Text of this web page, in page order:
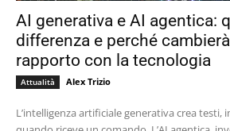
AI generativa e AI agentica:
differenza e perché
rapporto con la tecnologia
Attualità Alex Trizio
L’intelligenza artificiale generativa crea testi,